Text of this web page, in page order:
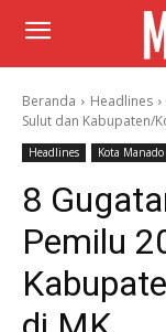
Beranda Headlines
Sulut dan Kabupaten/
Headlines Kota Manado
8
Pemilu